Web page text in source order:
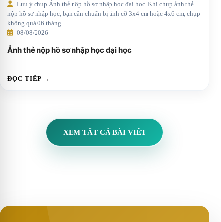
Lưu ý chụp Ảnh thẻ nộp hồ sơ nhập học đại học. Khi chụp ảnh thẻ
nộp hồ sơ nhập học, bạn cần chuẩn bị ảnh cỡ 3x4 cm hoặc 4x6 cm, chụp
không quá 06 tháng
08/08/2026
Ảnh thẻ nộp hồ sơ nhập học đại học
ĐỌC TIẾP →
XEM TẤT CẢ BÀI VIẾT